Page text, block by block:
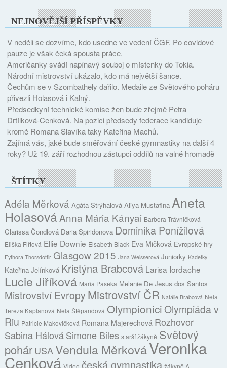
NEJNOVĚJŠÍ PŘÍSPĚVKY
V neděli se dozvíme, kdo usedne ve vedení ČGF. Po covidové
pauze je však čeká spousta práce.
Američanky svádí napínavý souboj o místenky do Tokia.
Národní mistrovství ukázalo, kdo má největší šance.
Čechům se v Szombathely dařilo. Medaile ze Světového poháru
přivezli Holasová i Kalný.
Předsedkyní technické komise žen bude zřejmě Petra
Drtílková-Cenková. Na pozici předsedy federace kandiduje
kromě Romana Slavíka taky Kateřina Machů.
Zajímá vás, jaké bude směřování české gymnastiky na další 4
roky? Už 19. září rozhodnou zástupci oddílů na valné hromadě
ŠTÍTKY
Adéla Měrková Agáta Strýhalová Aliya Mustafina Aneta
HolasováAnna Mária Kányai Barbora Trávničková
Clarissa Čondlová Daria Spiridonova Dominika Ponížilová
Eliška Fiřtová Ellie Downie Elsabeth Black Eva Mičková Evropské hry
Eythora Thorsdottir Glasgow 2015 Jana Weisserová Juniorky Kadetky
Kateřina Jelínková Kristýna Brabcová Larisa Iordache
Lucie Jiříková Maria Paseka Melanie De Jesus dos Santos
Mistrovství Evropy Mistrovství ČR Natálie Brabcová Nela
Tereza Kaplanová Nela Štěpandová OlympioniciOlympiáda v
Riu Patricie Makovičková Romana Majerechová Rozhovor
Sabina HálováSimone Biles starší žákyně Světový
pohárUSA Vendula MěrkováVeronika
Cenková Video česká gymnastika žákyně A